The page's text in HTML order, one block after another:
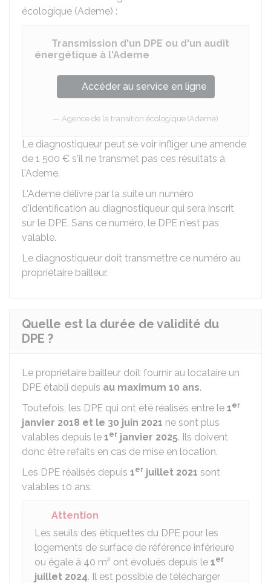
écologique (Ademe) :
Transmission d'un DPE ou d'un audit
énergétique à l'Ademe
Accéder au service en ligne
Agence de la transition écologique (Ademe)
Le diagnostiqueur peut se voir infliger une amende
de 1 500 € s'il ne transmet pas ces résultats à
l'Ademe.
L'Ademe délivre par la suite un numéro
d'identification au diagnostiqueur qui sera inscrit
sur le DPE. Sans ce numéro, le DPE n'est pas
valable.
Le diagnostiqueur doit transmettre ce numéro au
propriétaire bailleur.
Quelle est la durée de validité du
DPE ?
Le propriétaire bailleur doit fournir au locataire un
DPE établi depuis au maximum 10 ans.
Toutefois, les DPE qui ont été réalisés entre le 1er
janvier 2018 et le 30 juin 2021 ne sont plus
valables depuis le 1er janvier 2025. Ils doivent
donc être refaits en cas de mise en location.
Les DPE réalisés depuis 1er juillet 2021 sont
valables 10 ans.
Attention
Les seuils des étiquettes du DPE pour les
logements de surface de référence inférieure
ou égale à 40 m² ont évolués depuis le 1er
juillet 2024. Il est possible de télécharger